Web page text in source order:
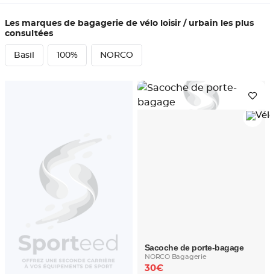
Les marques de bagagerie de vélo loisir / urbain les plus
consultées
Basil 100% NORCO
Sacoche de porte-bagage
NORCO Bagagerie
30€